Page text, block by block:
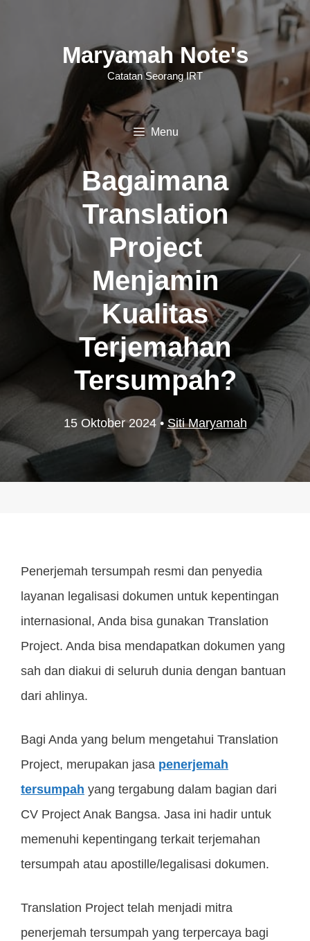
Maryamah Note's
Catatan Seorang IRT
Menu
Bagaimana
Translation
Project
Menjamin
Kualitas
Terjemahan
Tersumpah?
15 Oktober 2024• Siti Maryamah
Penerjemah tersumpah resmi dan penyedia
layanan legalisasi dokumen untuk kepentingan
internasional, Anda bisa gunakan Translation
Project. Anda bisa mendapatkan dokumen yang
sah dan diakui di seluruh dunia dengan bantuan
dari ahlinya.
Bagi Anda yang belum mengetahui Translation
Project, merupakan jasa penerjemah
tersumpah yang tergabung dalam bagian dari
CV Project Anak Bangsa. Jasa ini hadir untuk
memenuhi kepentingang terkait terjemahan
tersumpah atau apostille/legalisasi dokumen.
Translation Project telah menjadi mitra
penerjemah tersumpah yang terpercaya bagi